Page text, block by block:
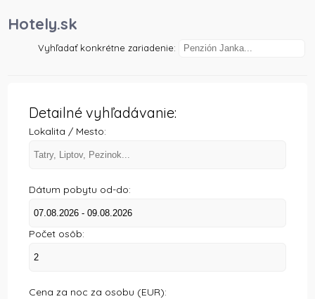
Hotely.sk
Vyhľadať konkrétne zariadenie:
Detailné vyhľadávanie:
Lokalita / Mesto:
Dátum pobytu od-do:
Počet osôb:
Cena za noc za osobu (EUR):